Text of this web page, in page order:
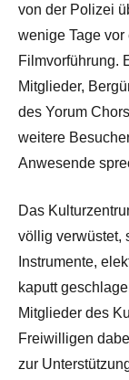
von der Polizei
wenige Tage
Filmvorführung.
Mitglieder,
des Yorum
weitere
Anwesende
Das
völlig verwüstet,
Instrumente,
kaputt
Mitglieder des
Freiwilligen
zur